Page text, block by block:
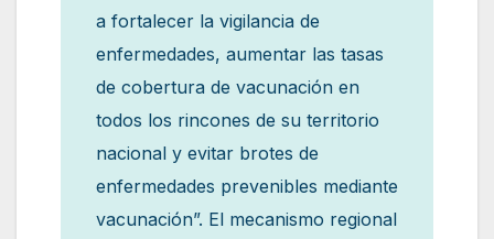
a fortalecer la vigilancia de
enfermedades, aumentar las tasas
de cobertura de vacunación en
todos los rincones de su territorio
nacional y evitar brotes de
enfermedades prevenibles mediante
vacunación”. El mecanismo regional